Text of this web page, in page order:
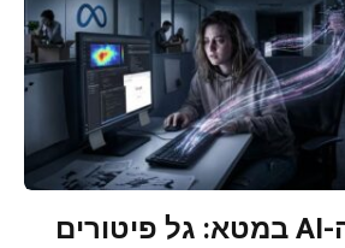
עידן סוכני ה-AI במטא: גל פיטורים